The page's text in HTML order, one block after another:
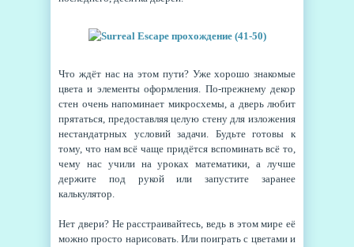
Что ждёт нас на этом пути? Уже хорошо знакомые
цвета и элементы оформления. По-прежнему декор
стен очень напоминает микросхемы, а дверь любит
прятаться, предоставляя целую стену для изложения
нестандатрных условий задачи. Будьте готовы к
тому, что нам всё чаще придётся вспоминать всё то,
чему нас учили на уроках математики, а лучше
держите под рукой или запустите заранее
калькулятор.
Нет двери? Не расстраивайтесь, ведь в этом мире её
можно просто нарисовать. Или поиграть с цветами и